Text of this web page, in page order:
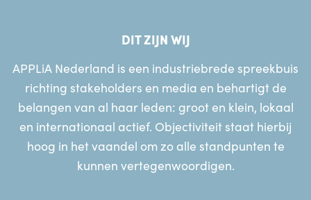
DIT ZIJN WIJ
APPLiA Nederland is een industriebrede spreekbuis
richting stakeholders en media en behartigt de
belangen van al haar leden: groot en klein, lokaal
en internationaal actief. Objectiviteit staat hierbij
hoog in het vaandel om zo alle standpunten te
kunnen vertegenwoordigen.